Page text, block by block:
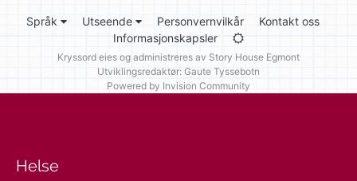
Språk Utseende Personvernvilkår
Kontakt oss
Informasjonskapsler
Kryssord eies og administreres av Story House Egmont
Utviklingsredaktør: Gaute Tyssebotn
Powered by Invision Community
Helse